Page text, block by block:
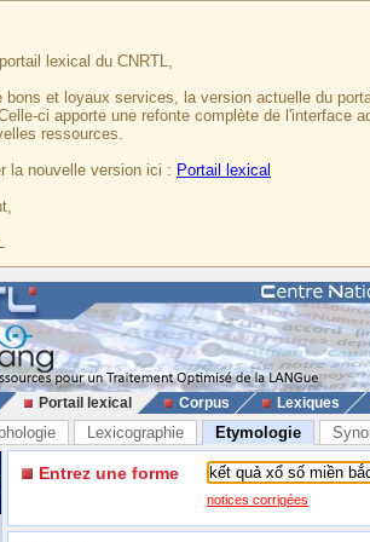
lexical du CNRTL,
bons et loyaux services, la version actuelle du
ci apporte une refonte complète de l'interface
ressources.
la nouvelle version ici : Portail lexical
Portail lexical Corpus Lexiques
Lexicographie Etymologie
Entrez une forme
notices corrigées